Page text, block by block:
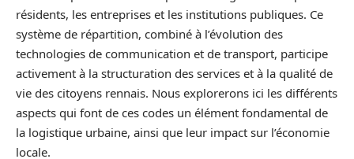
résidents, les entreprises et les institutions publiques. Ce
système de répartition, combiné à l’évolution des
technologies de communication et de transport, participe
activement à la structuration des services et à la qualité de
vie des citoyens rennais. Nous explorerons ici les différents
aspects qui font de ces codes un élément fondamental de
la logistique urbaine, ainsi que leur impact sur l’économie
locale.